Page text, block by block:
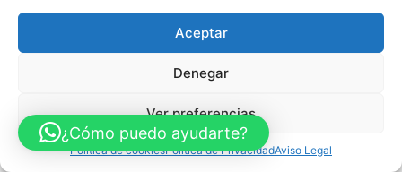
Aceptar
Denegar
Ver preferencias
Política de cookiesPolítica de PrivacidadAviso Legal
Accesibilidad Mapa web
MECANISMO DE RECUPERACIÓN Y RESILENCIA
© Guia Telefónica de Empresas – Todos los derechos reservados.
¿Cómo puedo ayudarte?